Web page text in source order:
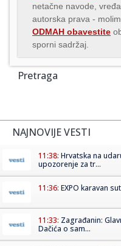
netačne navode,
autorska prava -
ODMAH obavestite
sporni sadržaj.
Pretraga
NAJNOVIJE VESTI
11:38: Hrvatska na
upozorenje za tr...
11:36: EXPO karavan
11:33: Zagrađanin:
Dačića o sam...